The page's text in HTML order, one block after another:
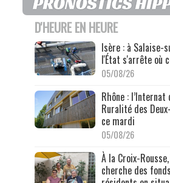
D'HEURE EN HEURE
Isère : à Salaise-
l'État s'arrête où
05/08/26
Rhône : l’Internat
Ruralité des
ce mardi
05/08/26
À la Croix-
cherche des